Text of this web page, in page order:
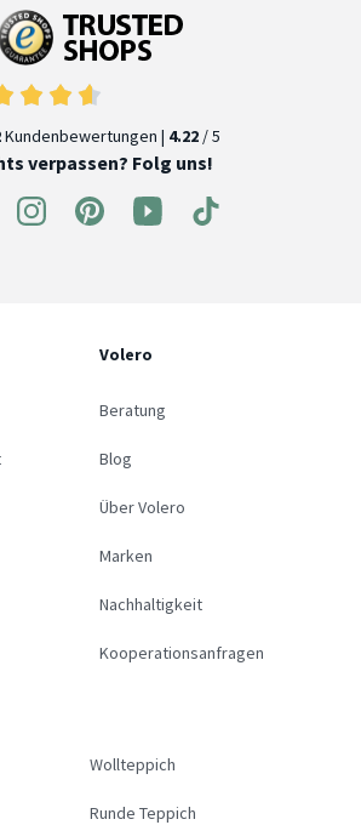
Kundenbewertungen | 4.22 / 5
verpassen? Folg uns!
Volero
Beratung
Blog
Über Volero
Marken
Nachhaltigkeit
Kooperationsanfragen
Wollteppich
Runde Teppich